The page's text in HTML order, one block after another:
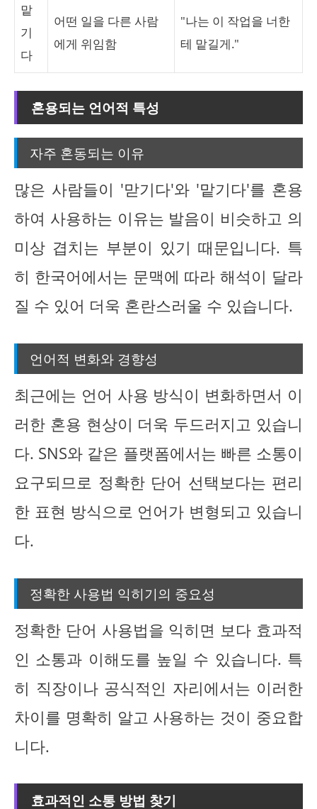
맡
기
다
어떤 일을 다른 사람
에게 위임함
"나는 이 작업을 너한
테 맡길게."
혼용되는 언어적 특성
자주 혼동되는 이유
많은 사람들이 '맏기다'와 '맡기다'를 혼용
하여 사용하는 이유는 발음이 비슷하고 의
미상 겹치는 부분이 있기 때문입니다. 특
히 한국어에서는 문맥에 따라 해석이 달라
질 수 있어 더욱 혼란스러울 수 있습니다.
언어적 변화와 경향성
최근에는 언어 사용 방식이 변화하면서 이
러한 혼용 현상이 더욱 두드러지고 있습니
다. SNS와 같은 플랫폼에서는 빠른 소통이
요구되므로 정확한 단어 선택보다는 편리
한 표현 방식으로 언어가 변형되고 있습니
다.
정확한 사용법 익히기의 중요성
정확한 단어 사용법을 익히면 보다 효과적
인 소통과 이해도를 높일 수 있습니다. 특
히 직장이나 공식적인 자리에서는 이러한
차이를 명확히 알고 사용하는 것이 중요합
니다.
효과적인 소통 방법 찾기